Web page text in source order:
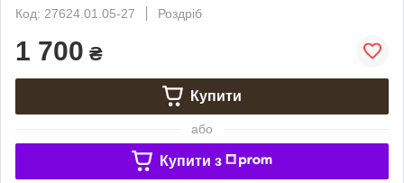
Код: 27624.01.05-27
Роздріб
1 700 ₴
Купити
або
Купити з